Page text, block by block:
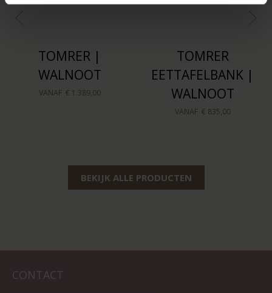
TOMRER |
WALNOOT
VANAF € 1.389,00
TOMRER
EETTAFELBANK |
WALNOOT
VANAF € 835,00
BEKIJK ALLE PRODUCTEN
CONTACT